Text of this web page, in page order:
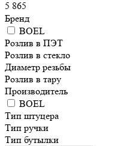
5 865
Бренд
BOEL
Розлив в ПЭТ
Розлив в стекло
Диаметр резьбы
Розлив в тару
Производитель
BOEL
Тип штуцера
Тип ручки
Тип бутылки